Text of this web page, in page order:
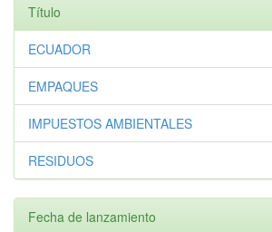
Título
ECUADOR
EMPAQUES
IMPUESTOS AMBIENTALES
RESIDUOS
Fecha de lanzamiento